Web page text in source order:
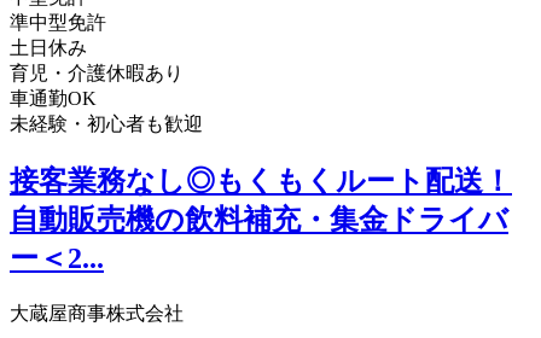
準中型免許
土日休み
育児・介護休暇あり
車通勤OK
未経験・初心者も歓迎
接客業務なし◎もくもくルート配送！
自動販売機の飲料補充・集金ドライバ
ー＜2...
大蔵屋商事株式会社